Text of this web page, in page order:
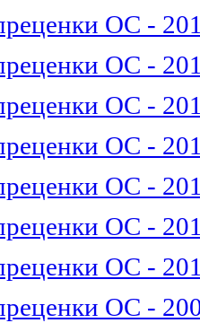
ОС -
ОС -
ОС -
ОС -
ОС -
ОС -
ОС -
ОС -